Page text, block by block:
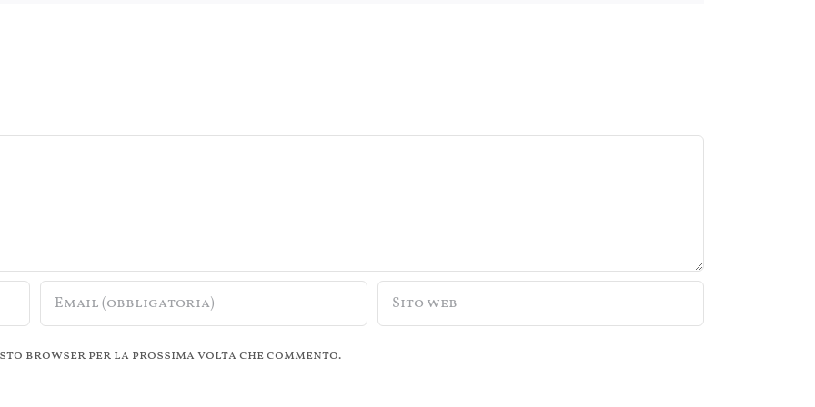
browser per la prossima volta che commento.